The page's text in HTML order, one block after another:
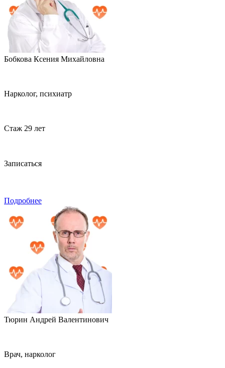
Бобкова Ксения Михайловна
Нарколог, психиатр
Стаж 29 лет
Записаться
Подробнее
Тюрин Андрей Валентинович
Врач, нарколог